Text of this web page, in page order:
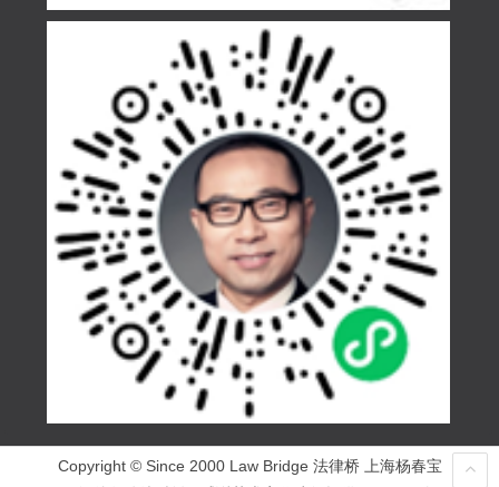
Copyright © Since 2000 Law Bridge 法律桥 上海杨春宝